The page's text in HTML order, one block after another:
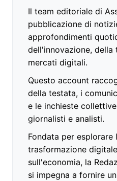
Il team editoriale di
pubblicazione di
approfondimenti
dell'innovazione, della
mercati digitali.
Questo account
della testata, i
e le inchieste
giornalisti e analisti.
Fondata per
trasformazione
sull'economia, la
si impegna a fornire